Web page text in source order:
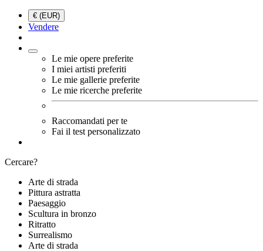
€ (EUR)
Vendere
Le mie opere preferite
I miei artisti preferiti
Le mie gallerie preferite
Le mie ricerche preferite
Raccomandati per te
Fai il test personalizzato
Cercare?
Arte di strada
Pittura astratta
Paesaggio
Scultura in bronzo
Ritratto
Surrealismo
Arte di strada